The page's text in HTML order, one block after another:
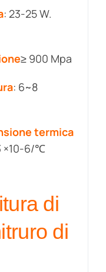
: 23-25 W.
≥ 900 Mpa
: 6~8
termica
×10-6/℃
di
di